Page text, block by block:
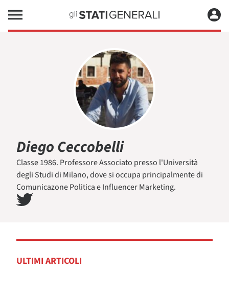
Diego Ceccobelli
Classe 1986. Professore Associato presso l'Università
degli Studi di Milano, dove si occupa principalmente di
Comunicazone Politica e Influencer Marketing.
ULTIMI ARTICOLI